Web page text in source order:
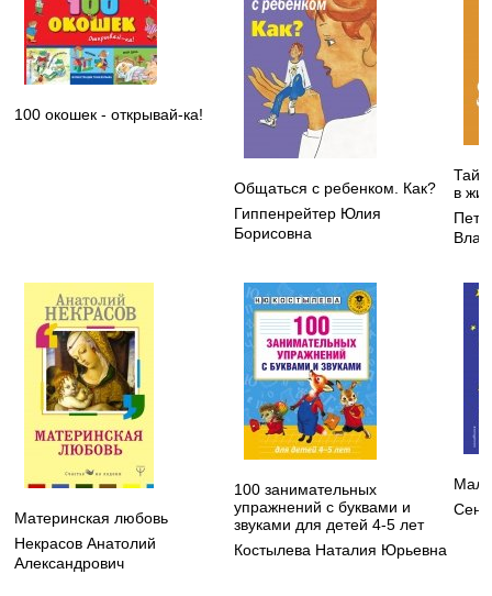
100 окошек - открывай-ка!
Общаться с ребенком. Как?
Гиппенрейтер Юлия
Борисовна
в
Материнская любовь
Некрасов Анатолий
Александрович
100 занимательных
упражнений с буквами и
звуками для детей 4-5 лет
Костылева Наталия Юрьевна